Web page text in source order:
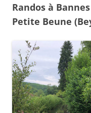
Randos à
Petite Beune